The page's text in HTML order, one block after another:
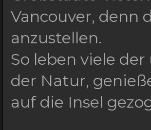
Vancouver, denn
anzustellen.
So leben viele
der Natur,
auf die Insel